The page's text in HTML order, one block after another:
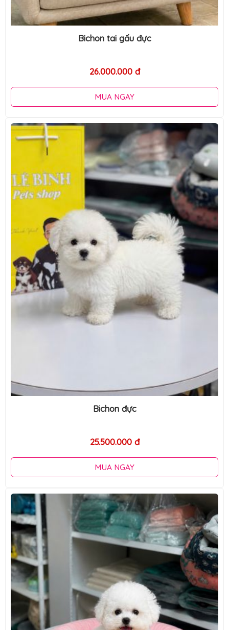
Bichon tai gấu đực
26.000.000 đ
MUA NGAY
Bichon đực
25.500.000 đ
MUA NGAY